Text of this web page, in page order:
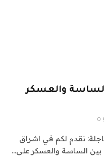
الساسة والعسكر
0
عالمية عاجلة: نقدم لكم في اشراق